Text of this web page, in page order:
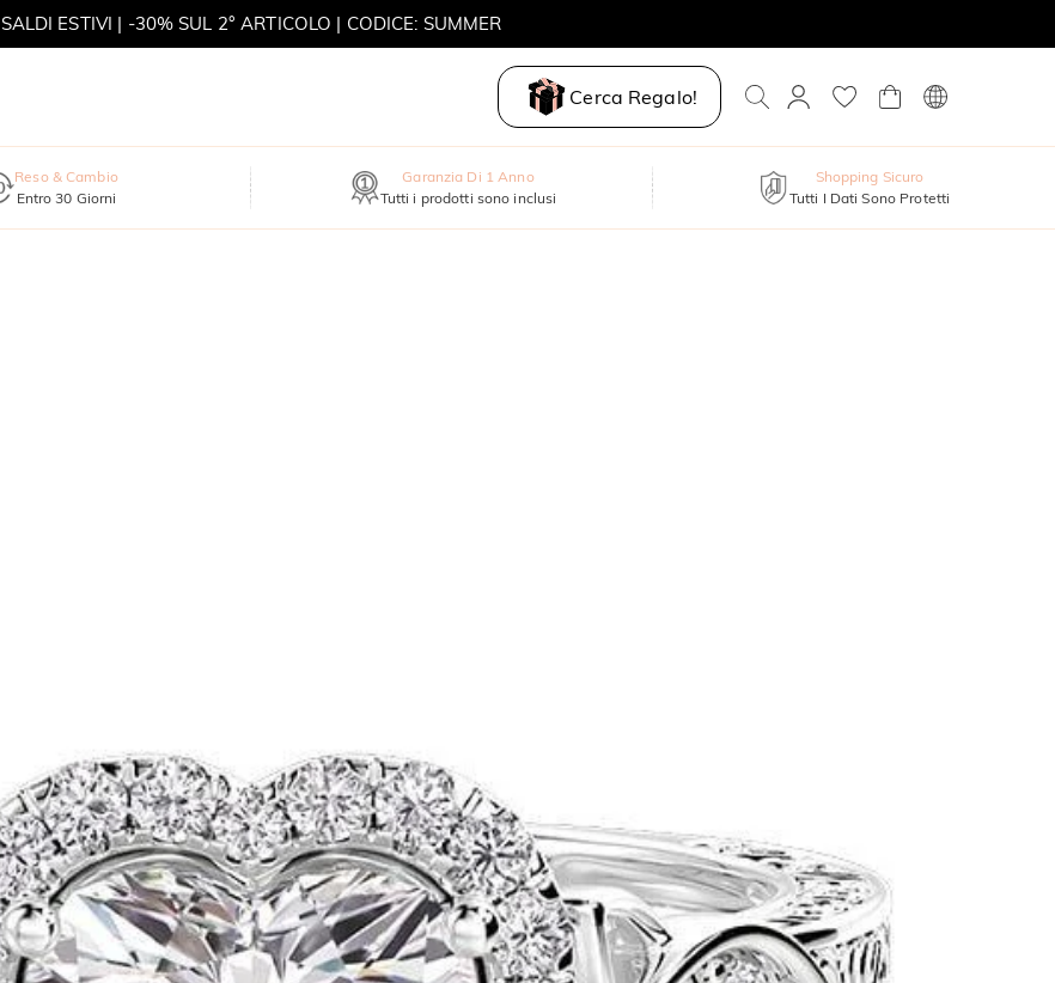
SALDI ESTIVI | -30% SUL 2° ARTICOLO | CODICE: SUMMER
Cerca Regalo!
Reso & Cambio
Entro 30 Giorni
Garanzia Di 1 Anno
Tutti i prodotti sono inclusi
Shopping Sicuro
Tutti I Dati Sono Protetti